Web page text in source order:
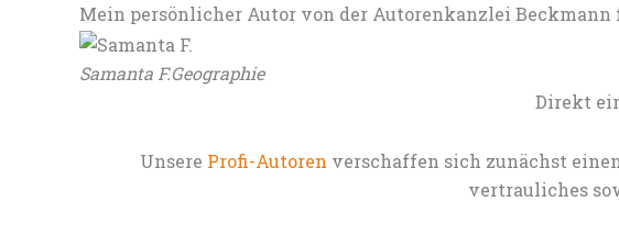
Mein persönlicher Autor von der Autorenkanzlei
Samanta F.Geographie
Direkt
Unsere Profi-Autoren verschaffen sich zunächst
vertrauliches